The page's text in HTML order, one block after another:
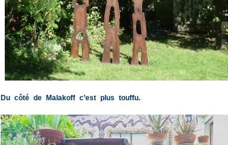
Du côté de Malakoff c’est plus touffu.